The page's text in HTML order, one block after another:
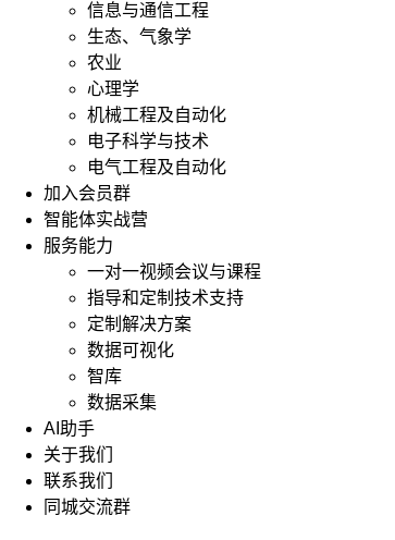
信息与通信工程
生态、气象学
农业
心理学
机械工程及自动化
电子科学与技术
电气工程及自动化
加入会员群
智能体实战营
服务能力
一对一视频会议与课程
指导和定制技术支持
定制解决方案
数据可视化
智库
数据采集
AI助手
关于我们
联系我们
同城交流群